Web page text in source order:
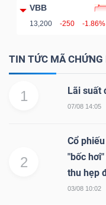
VBB
13,200 -250 -1.86%
TIN TỨC MÃ CHỨNG
1 Lãi suất
07/08 14:05
2
Cổ
"bốc
thu hẹp
03/08 10:02
BẤT
Mã